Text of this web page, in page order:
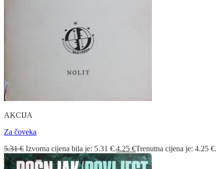
AKCIJA
Za čoveka
5.31€ Izvorna cijena bila je: 5.31 €.4.25 €Trenutna cijena je: 4.25 €.